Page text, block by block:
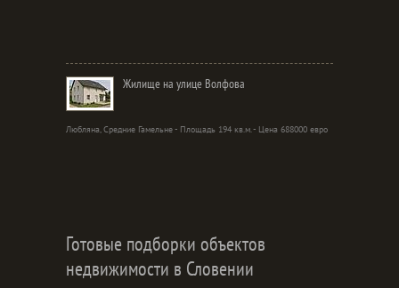
Жилище на улице Волфова
Любляна, Средние Гамельне - Площадь 194 кв.м. - Цена 688000 евро
Готовые подборки объектов
недвижимости в Словении